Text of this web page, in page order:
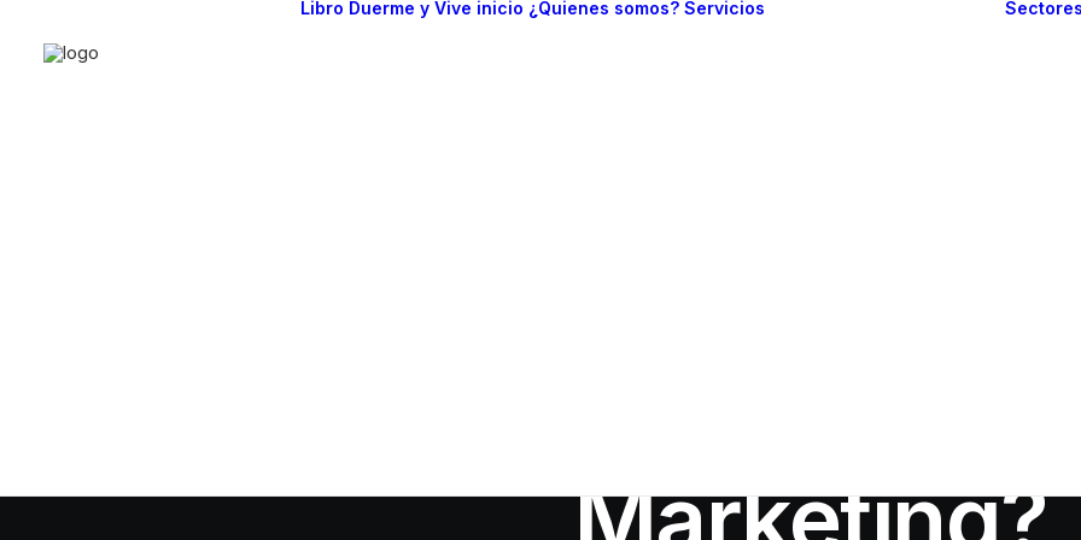
Libro Duerme y Vive inicio ¿Quienes somos? Servicios Sectores